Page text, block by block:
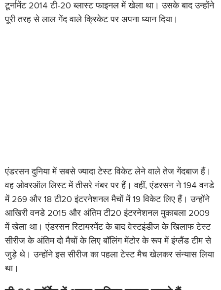
टूर्नामेंट 2014 टी-20 ब्लास्ट फाइनल में खेला था। उसके बाद उन्होंने
पूरी तरह से लाल गेंद वाले क्रिकेट पर अपना ध्यान दिया।
एंडरसन दुनिया में सबसे ज्यादा टेस्ट विकेट लेने वाले तेज गेंदबाज हैं।
वह ओवरऑल लिस्ट में तीसरे नंबर पर हैं। वहीं, एंडरसन ने 194 वनडे
में 269 और 18 टी20 इंटरनेशनल मैचों में 19 विकेट लिए हैं। उन्होंने
आखिरी वनडे 2015 और अंतिम टी20 इंटरनेशनल मुकाबला 2009
में खेला था। एंडरसन रिटायरमेंट के बाद वेस्टइंडीज के खिलाफ टेस्ट
सीरीज के अंतिम दो मैचों के लिए बॉलिंग मेंटोर के रूप में इंग्लैंड टीम से
जुड़े थे। उन्होंने इस सीरीज का पहला टेस्ट मैच खेलकर संन्यास लिया
था।